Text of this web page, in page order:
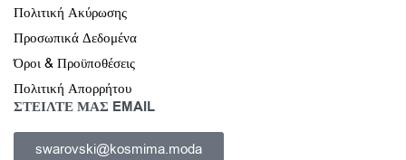
Πολιτική Ακύρωσης
Προσωπικά Δεδομένα
Όροι & Προϋποθέσεις
Πολιτική Απορρήτου
ΣΤΕΙΛΤΕ ΜΑΣ EMAIL
swarovski@kosmima.moda